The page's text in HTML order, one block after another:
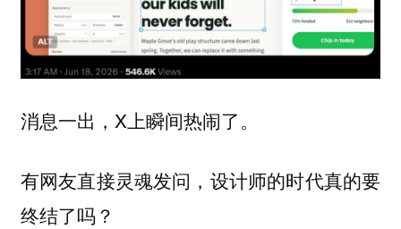
消息一出，X上瞬间热闹了。
有网友直接灵魂发问，设计师的时代真的要
终结了吗？